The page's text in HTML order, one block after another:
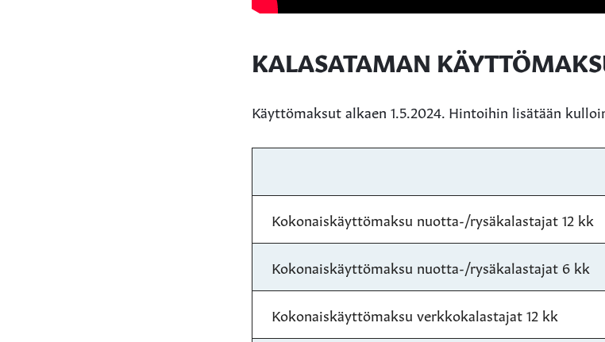
KALASATAMAN
Käyttömaksut alkaen 1.5.2024. Hintoihin lisätään
Kokonaiskäyttömaksu nuotta-/rysäkalastajat 12 kk
Kokonaiskäyttömaksu nuotta-/rysäkalastajat 6 kk
Kokonaiskäyttömaksu verkkokalastajat 12 kk